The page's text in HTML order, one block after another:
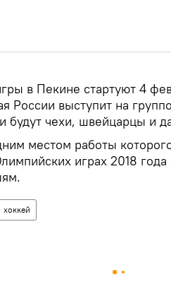
в Пекине стартуют 4
России выступит на
будут чехи, швейцарцы и
местом работы
играх 2018
хоккей